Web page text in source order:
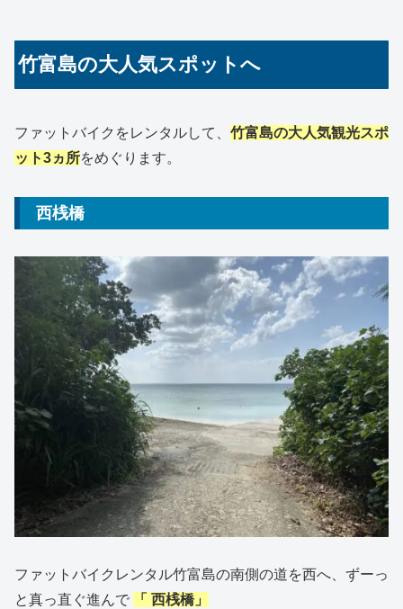
竹富島の大人気スポットへ
ファットバイクをレンタルして、 竹富島の大人気観光スポ
ット3ヵ所をめぐります。
西桟橋
ファットバイクレンタル竹富島の南側の道を西へ、ずーっ
と真っ直ぐ進んで
「 西桟橋」